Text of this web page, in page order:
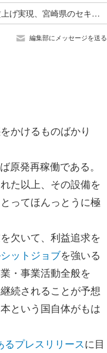
2 年連続 首都圏以上の賃上げ実現、宮崎県のセキュリティ企業 株式会社クラフ
編集部にメッセージを送る
かけるものばかり
発再稼働である。
た以上、その設備を
ってほんっとうに極
欠いて、利益追求を
ットジョブを強いる
・事業活動全般を
続されることが予想
という国自体がもは
プレスリリースに目